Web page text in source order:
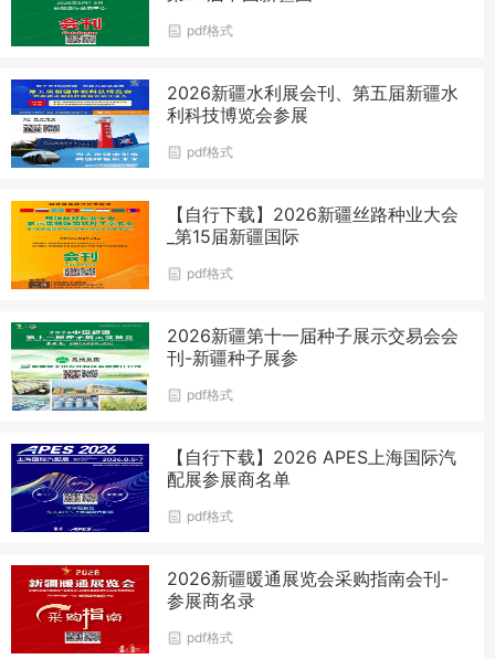
pdf格式
2026新疆水利展会刊、第五届新疆水
利科技博览会参展
pdf格式
【自行下载】2026新疆丝路种业大会
_第15届新疆国际
pdf格式
2026新疆第十一届种子展示交易会会
刊-新疆种子展参
pdf格式
【自行下载】2026 APES上海国际汽
配展参展商名单
pdf格式
2026新疆暖通展览会采购指南会刊-
参展商名录
pdf格式